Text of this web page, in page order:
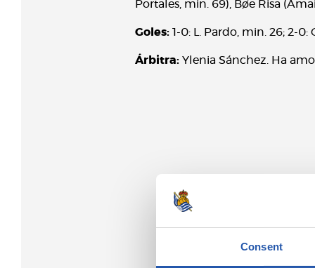
Consent
Portales, min. 69), Bøe Risa
Goles: 1-0: L. Pardo, min. 26; 2-0:
Árbitra: Ylenia Sánchez. Ha